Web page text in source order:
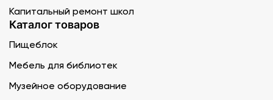
Капитальный ремонт школ
Каталог товаров
Пищеблок
Мебель для библиотек
Музейное оборудование